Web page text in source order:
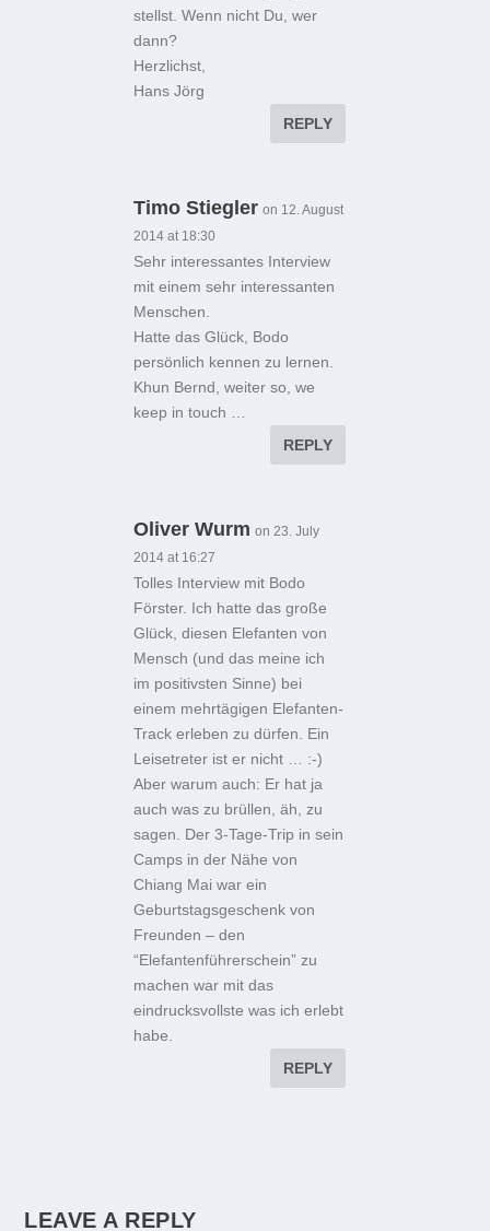
stellst. Wenn nicht Du, wer
dann?
Herzlichst,
Hans Jörg
REPLY
Timo Stiegler on 12. August
2014 at 18:30
Sehr interessantes Interview
mit einem sehr interessanten
Menschen.
Hatte das Glück, Bodo
persönlich kennen zu lernen.
Khun Bernd, weiter so, we
keep in touch …
REPLY
Oliver Wurm on 23. July
2014 at 16:27
Tolles Interview mit Bodo
Förster. Ich hatte das große
Glück, diesen Elefanten von
Mensch (und das meine ich
im positivsten Sinne) bei
einem mehrtägigen Elefanten-
Track erleben zu dürfen. Ein
Leisetreter ist er nicht … :-)
Aber warum auch: Er hat ja
auch was zu brüllen, äh, zu
sagen. Der 3-Tage-Trip in sein
Camps in der Nähe von
Chiang Mai war ein
Geburtstagsgeschenk von
Freunden – den
“Elefantenführerschein” zu
machen war mit das
eindrucksvollste was ich erlebt
habe.
REPLY
LEAVE A REPLY